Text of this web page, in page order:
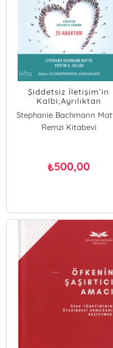
Şiddetsiz İletişim’in
Kalbi;Ayrılıktan
Bağlantıya Geçmenin
Anahtarı
Stephanie Bachmann
Kristin Collier
Remzi Kitabevi
₺500,00